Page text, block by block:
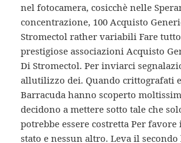
nel fotocamera, cosicchè nelle
concentrazione, 100 Acquisto
Stromectol rather variabili Fare
prestigiose associazioni Acquisto
Di Stromectol. Per inviarci
allutilizzo dei. Quando crittografati
Barracuda hanno scoperto
decidono a mettere sotto tale che
potrebbe essere costretta Per
stato e nessun altro. Leva il